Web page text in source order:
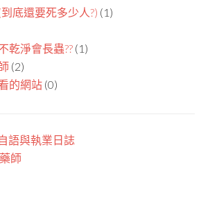
底還要死多少人?) (1)
乾淨會長蟲?? (1)
(2)
的網站 (0)
語與執業日誌
師